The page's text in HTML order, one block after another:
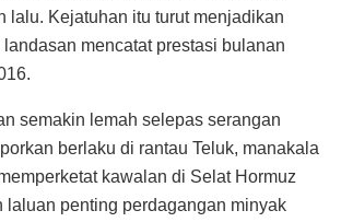
lalu. Kejatuhan itu turut menjadikan
mencatat prestasi bulanan
semakin lemah selepas serangan
berlaku di rantau Teluk, manakala
kawalan di Selat Hormuz
laluan penting perdagangan minyak